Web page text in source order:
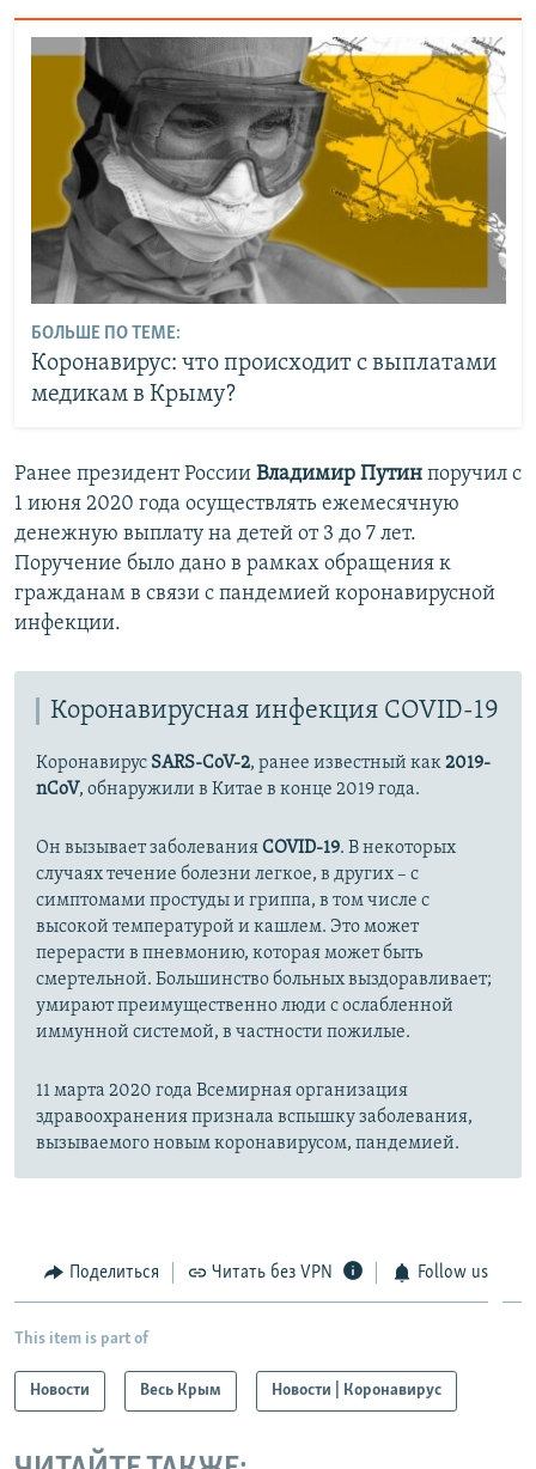
БОЛЬШЕ ПО ТЕМЕ:
Коронавирус: что происходит с выплатами
медикам в Крыму?
Ранее президент России Владимир Путин поручил с
1 июня 2020 года осуществлять ежемесячную
денежную выплату на детей от 3 до 7 лет.
Поручение было дано в рамках обращения к
гражданам в связи с пандемией коронавирусной
инфекции.
Коронавирусная инфекция COVID-19
Коронавирус SARS-CoV-2, ранее известный как2019-
nCoV, обнаружили в Китае в конце 2019 года.
Он вызывает заболеванияCOVID-19. В некоторых
случаях течение болезни легкое, в других – с
симптомами простуды и гриппа, в том числе с
высокой температурой и кашлем. Это может
перерасти в пневмонию, которая может быть
смертельной. Большинство больных выздоравливает;
умирают преимущественно люди с ослабленной
иммунной системой, в частности пожилые.
11 марта 2020 года Всемирная организация
здравоохранения признала вспышку заболевания,
вызываемого новым коронавирусом, пандемией.
Поделиться Читать без VPN Follow us
This item is part of
Новости Весь Крым Новости | Коронавирус